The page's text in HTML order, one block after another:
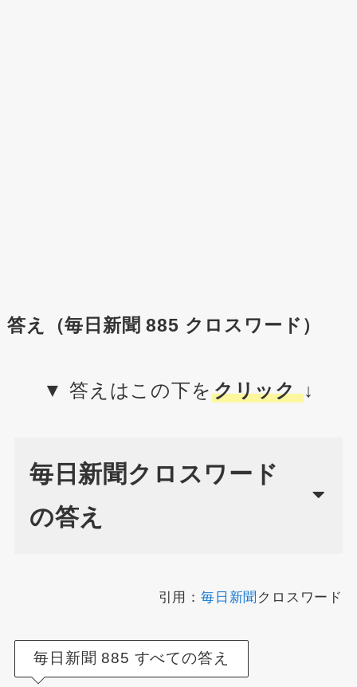
答え（毎日新聞 885 クロスワード）
▼ 答えはこの下を クリック↓
毎日新聞クロスワード
の答え
引用：毎日新聞 クロスワード
毎日新聞 885 すべての答え